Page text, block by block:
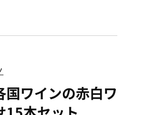
国ワインの赤白ワ